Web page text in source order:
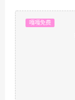
嘎嘎免费